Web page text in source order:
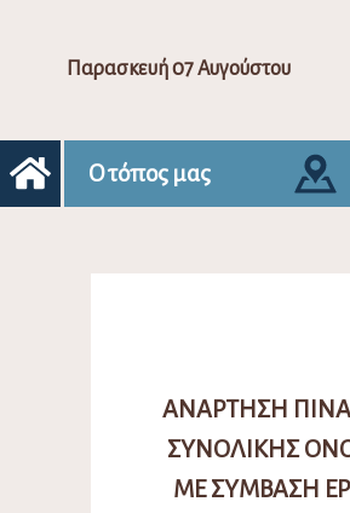
Παρασκευή 07 Αυγούστου
Ο τόπος μας
ΑΝΑΡΤΗΣΗ
ΣΥΝΟΛΙΚΗΣ
ΜΕ ΣΥΜΒΑΣΗ